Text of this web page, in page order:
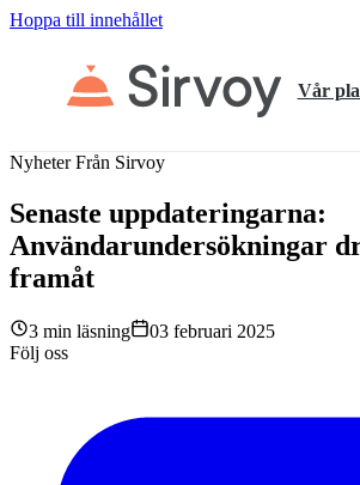
Hoppa till innehållet
Vår
Nyheter Från Sirvoy
Senaste uppdateringarna:
Användarundersökningar
framåt
3 min läsning
03 februari 2025
Följ oss